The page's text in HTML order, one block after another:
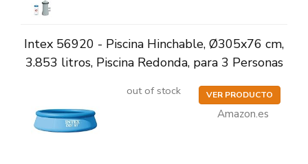
Intex 56920 - Piscina Hinchable, Ø305x76 cm,
3.853 litros, Piscina Redonda, para 3 Personas
out of stock VER PRODUCTO
Amazon.es